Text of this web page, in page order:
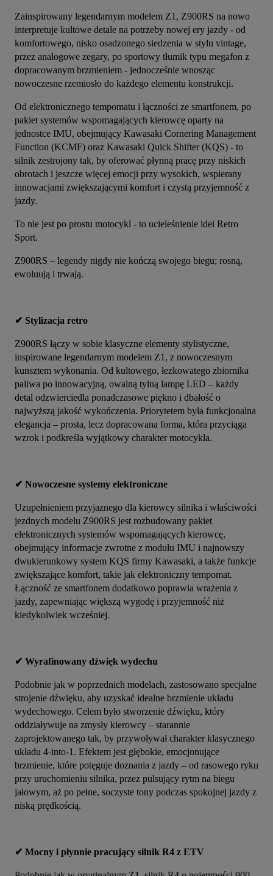
Zainspirowany legendarnym modelem Z1, Z900RS na nowo
interpretuje kultowe detale na potrzeby nowej ery jazdy - od
komfortowego, nisko osadzonego siedzenia w stylu vintage,
przez analogowe zegary, po sportowy tłumik typu megafon z
dopracowanym brzmieniem - jednocześnie wnosząc
nowoczesne rzemiosło do każdego elementu konstrukcji.
Od elektronicznego tempomatu i łączności ze smartfonem, po
pakiet systemów wspomagających kierowcę oparty na
jednostce IMU, obejmujący Kawasaki Cornering Management
Function (KCMF) oraz Kawasaki Quick Shifter (KQS) - to
silnik zestrojony tak, by oferować płynną pracę przy niskich
obrotach i jeszcze więcej emocji przy wysokich, wspierany
innowacjami zwiększającymi komfort i czystą przyjemność z
jazdy.
To nie jest po prostu motocykl - to ucieleśnienie idei Retro
Sport.
Z900RS – legendy nigdy nie kończą swojego biegu; rosną,
ewoluują i trwają.
✔ Stylizacja retro
Z900RS łączy w sobie klasyczne elementy stylistyczne,
inspirowane legendarnym modelem Z1, z nowoczesnym
kunsztem wykonania. Od kultowego, łezkowatego zbiornika
paliwa po innowacyjną, owalną tylną lampę LED – każdy
detal odzwierciedla ponadczasowe piękno i dbałość o
najwyższą jakość wykończenia. Priorytetem była funkcjonalna
elegancja – prosta, lecz dopracowana forma, która przyciąga
wzrok i podkreśla wyjątkowy charakter motocykla.
✔ Nowoczesne systemy elektroniczne
Uzupełnieniem przyjaznego dla kierowcy silnika i właściwości
jezdnych modelu Z900RS jest rozbudowany pakiet
elektronicznych systemów wspomagających kierowcę,
obejmujący informacje zwrotne z modułu IMU i najnowszy
dwukierunkowy system KQS firmy Kawasaki, a także funkcje
zwiększające komfort, takie jak elektroniczny tempomat.
Łączność ze smartfonem dodatkowo poprawia wrażenia z
jazdy, zapewniając większą wygodę i przyjemność niż
kiedykolwiek wcześniej.
✔ Wyrafinowany dźwięk wydechu
Podobnie jak w poprzednich modelach, zastosowano specjalne
strojenie dźwięku, aby uzyskać idealne brzmienie układu
wydechowego. Celem było stworzenie dźwięku, który
oddziaływuje na zmysły kierowcy – starannie
zaprojektowanego tak, by przywoływał charakter klasycznego
układu 4-into-1. Efektem jest głębokie, emocjonujące
brzmienie, które potęguje doznania z jazdy – od rasowego ryku
przy uruchomieniu silnika, przez pulsujący rytm na biegu
jałowym, aż po pełne, soczyste tony podczas spokojnej jazdy z
niską prędkością.
✔ Mocny i płynnie pracujący silnik R4 z ETV